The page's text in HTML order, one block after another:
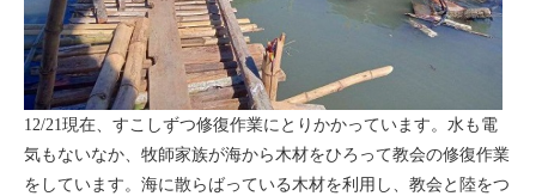
12/21現在、すこしずつ修復作業にとりかかっています。水も電
気もないなか、牧師家族が海から木材をひろって教会の修復作業
をしています。海に散らばっている木材を利用し、教会と陸をつ